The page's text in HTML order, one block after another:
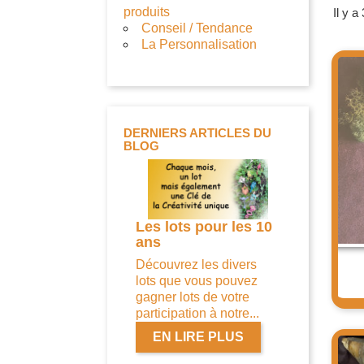
produits
Conseil / Tendance
La Personnalisation
DERNIERS ARTICLES DU
BLOG
Les lots pour les 10
Découvrez les divers
lots que vous pouvez
participation à notre...
Conditions
Concours Spécial 10
Ans de Creatigre
Vous souhaitez avoir
une chance de participer
gros lots que...
Il y a